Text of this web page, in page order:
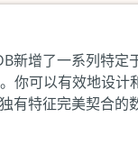
新增了一系列特定
你可以有效地设计
有特征完美契合的